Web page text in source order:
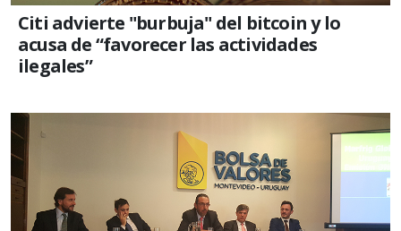
Citi advierte "burbuja" del bitcoin y lo
acusa de “favorecer las actividades
ilegales”